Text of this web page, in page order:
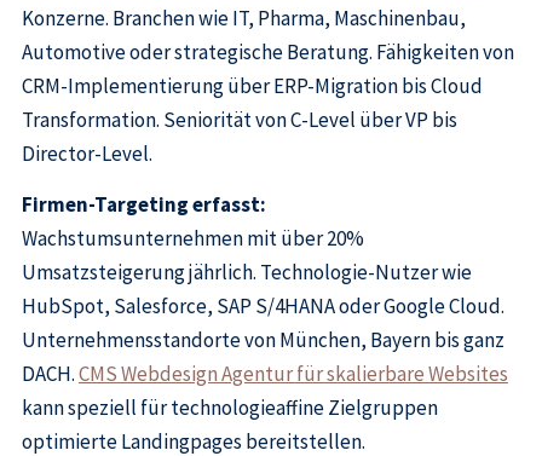
Konzerne. Branchen wie IT, Pharma, Maschinenbau,
Automotive oder strategische Beratung. Fähigkeiten von
CRM-Implementierung über ERP-Migration bis Cloud
Transformation. Seniorität von C-Level über VP bis
Director-Level.
Firmen-Targeting erfasst:
Wachstumsunternehmen mit über 20%
Umsatzsteigerung jährlich. Technologie-Nutzer wie
HubSpot, Salesforce, SAP S/4HANA oder Google Cloud.
Unternehmensstandorte von München, Bayern bis ganz
DACH.CMS Webdesign Agentur für skalierbare Websites
kann speziell für technologieaffine Zielgruppen
optimierte Landingpages bereitstellen.